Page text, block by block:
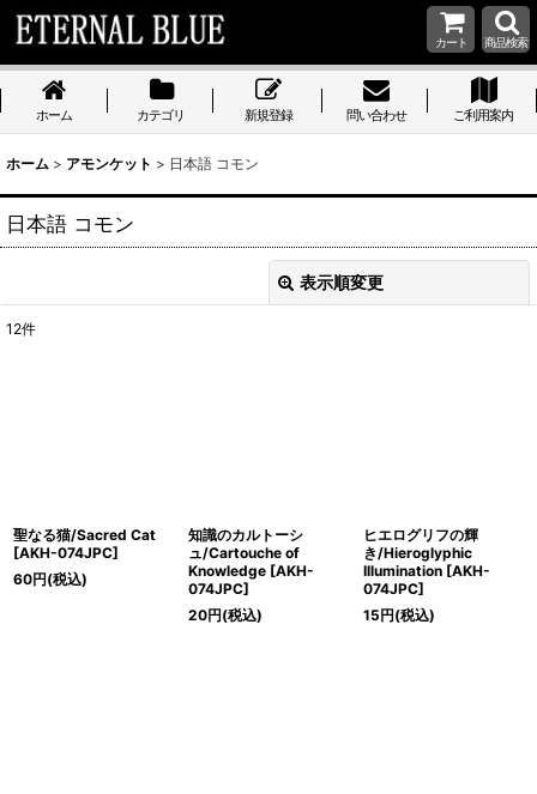
カート 商品検索
ホーム カテゴリ 新規登録 問い合わせ ご利用案内
ホーム > アモンケット > 日本語 コモン
日本語 コモン
表示順変更
12件
聖なる猫/Sacred Cat
[AKH-074JPC]
60円(税込)
知識のカルトーシ
ュ/Cartouche of
Knowledge [AKH-
074JPC]
20円(税込)
ヒエログリフの輝
き/Hieroglyphic
Illumination [AKH-
074JPC]
15円(税込)